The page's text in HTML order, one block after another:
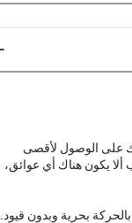
على الوصول لأقصى
ألا يكون هناك أي عوائق،
بحرية وبدون قيود.